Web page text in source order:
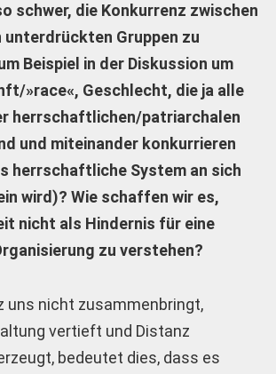
schwer, die Konkurrenz zwischen
unterdrückten Gruppen zu
Beispiel in der Diskussion um
»race«, Geschlecht, die ja alle
herrschaftlichen/patriarchalen
und miteinander konkurrieren
herrschaftliche System an sich
wird)? Wie schaffen wir es,
nicht als Hindernis für eine
zu verstehen?
uns nicht zusammenbringt,
vertieft und Distanz
bedeutet dies, dass es